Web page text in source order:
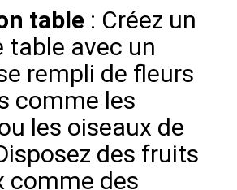
table : Créez un
table avec un
rempli de fleurs
comme les
les oiseaux de
des fruits
comme des